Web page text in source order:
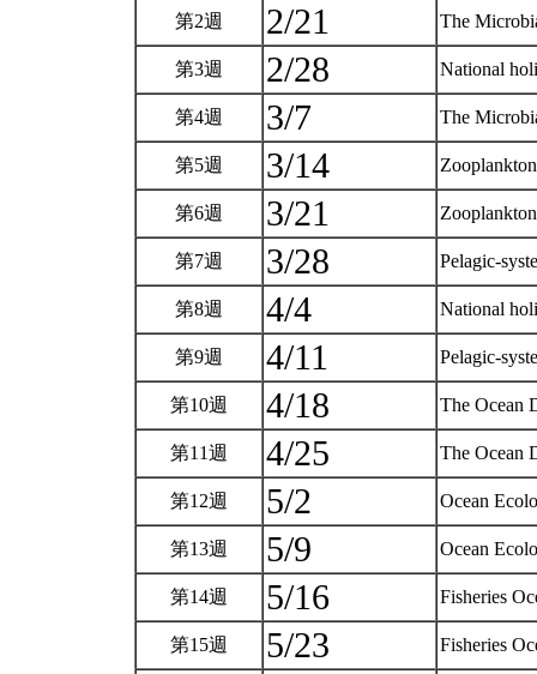
第2週 2/21 The
第3週 2/28 National
第4週 3/7 The
第5週 3/14
第6週 3/21
第7週 3/28 Pelagic-
第8週 4/4 National
第9週 4/11 Pelagic-
第10週 4/18 The Ocean
第11週 4/25 The Ocean
第12週 5/2 Ocean
第13週 5/9 Ocean
第14週 5/16 Fisheries
第15週 5/23 Fisheries